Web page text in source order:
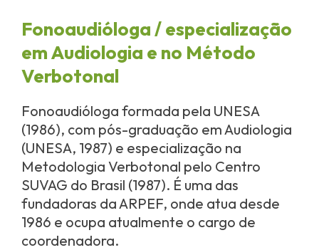
Fonoaudióloga / especialização
em Audiologia e no Método
Verbotonal
Fonoaudióloga formada pela UNESA
(1986), com pós-graduação em Audiologia
(UNESA, 1987) e especialização na
Metodologia Verbotonal pelo Centro
SUVAG do Brasil (1987). É uma das
fundadoras da ARPEF, onde atua desde
1986 e ocupa atualmente o cargo de
coordenadora.